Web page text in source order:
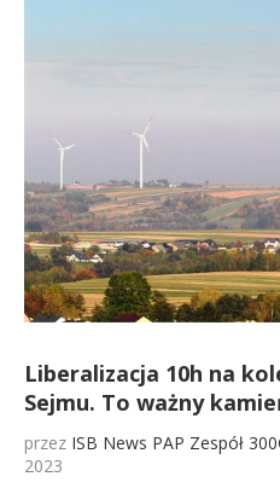
Liberalizacja 10h na
Sejmu. To ważny
przez ISB News PAP Zespół
2023